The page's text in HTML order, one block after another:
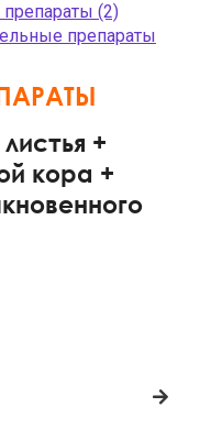
(2)
препараты
+
кора +